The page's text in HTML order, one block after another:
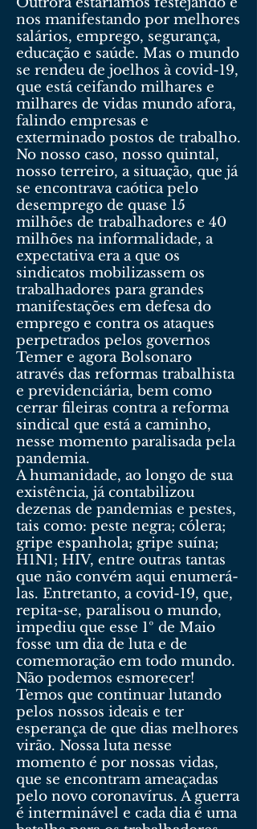
nos manifestando por melhores
salários, emprego, segurança,
educação e saúde. Mas o mundo
se rendeu de joelhos à covid-19,
que está ceifando milhares e
milhares de vidas mundo afora,
falindo empresas e
exterminado postos de trabalho.
No nosso caso, nosso quintal,
nosso terreiro, a situação, que já
se encontrava caótica pelo
desemprego de quase 15
milhões de trabalhadores e 40
milhões na informalidade, a
expectativa era a que os
sindicatos mobilizassem os
trabalhadores para grandes
manifestações em defesa do
emprego e contra os ataques
perpetrados pelos governos
Temer e agora Bolsonaro
através das reformas trabalhista
e previdenciária, bem como
cerrar fileiras contra a reforma
sindical que está a caminho,
nesse momento paralisada pela
pandemia.
A humanidade, ao longo de sua
existência, já contabilizou
dezenas de pandemias e pestes,
tais como: peste negra; cólera;
gripe espanhola; gripe suína;
H1N1; HIV, entre outras tantas
que não convém aqui enumerá-
las. Entretanto, a covid-19, que,
repita-se, paralisou o mundo,
impediu que esse 1º de Maio
fosse um dia de luta e de
comemoração em todo mundo.
Não podemos esmorecer!
Temos que continuar lutando
pelos nossos ideais e ter
esperança de que dias melhores
virão. Nossa luta nesse
momento é por nossas vidas,
que se encontram ameaçadas
pelo novo coronavírus. A guerra
é interminável e cada dia é uma